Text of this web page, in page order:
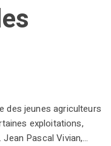
des jeunes agriculteurs
exploitations,
Pascal Vivian,…